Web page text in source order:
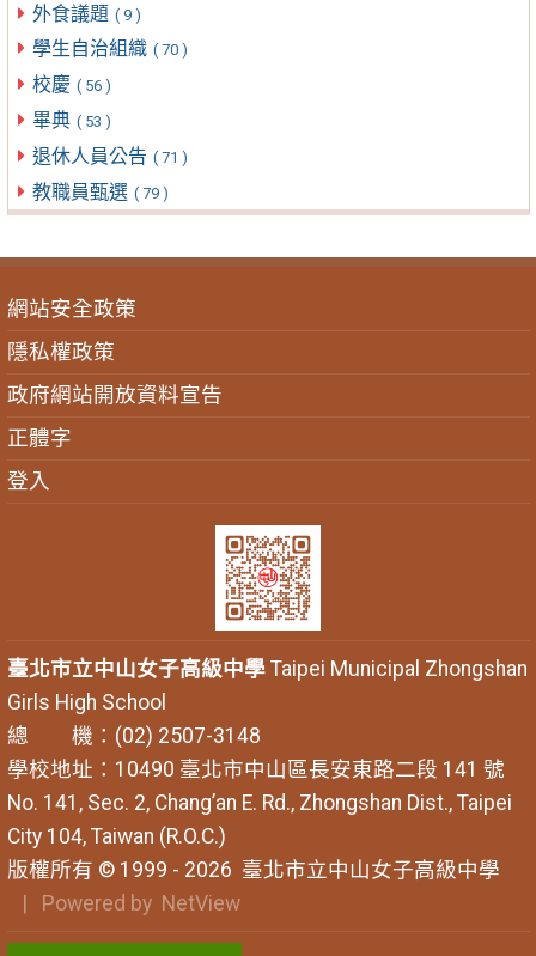
外食議題 ( 9 )
學生自治組織 ( 70 )
校慶 ( 56 )
畢典 ( 53 )
退休人員公告 ( 71 )
教職員甄選 ( 79 )
網站安全政策
隱私權政策
政府網站開放資料宣告
正體字
登入
臺北市立中山女子高級中學Taipei Municipal Zhongshan
Girls High School
總 機：(02) 2507-3148
學校地址：10490 臺北市中山區長安東路二段 141 號
No. 141, Sec. 2, Chang’an E. Rd., Zhongshan Dist., Taipei
City 104, Taiwan (R.O.C.)
版權所有 © 1999 - 2026 臺北市立中山女子高級中學
| Powered by NetView